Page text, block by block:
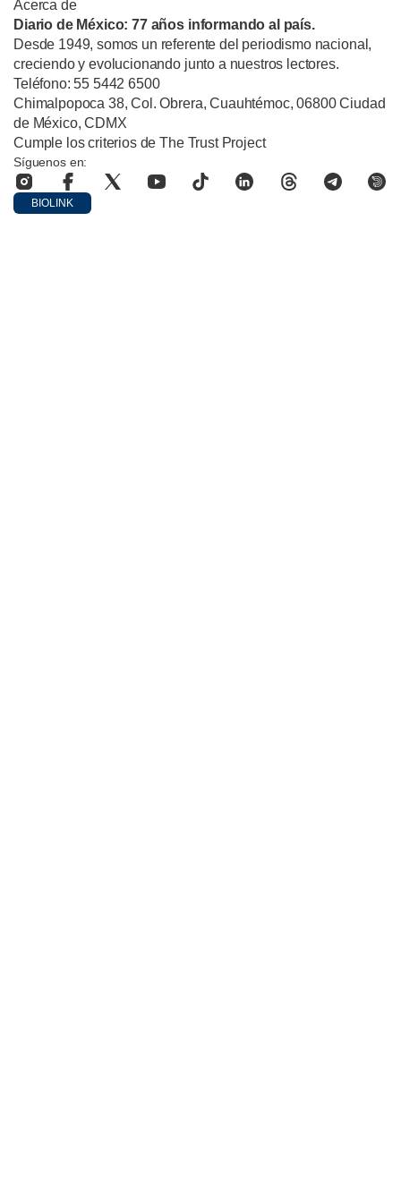
Acerca de
Diario de México: 77 años informando al país.
Desde 1949, somos un referente del periodismo nacional,
creciendo y evolucionando junto a nuestros lectores.
Teléfono: 55 5442 6500
Chimalpopoca 38, Col. Obrera, Cuauhtémoc, 06800 Ciudad
de México, CDMX
Cumple los criterios de The Trust Project
Síguenos en:
BIOLINK